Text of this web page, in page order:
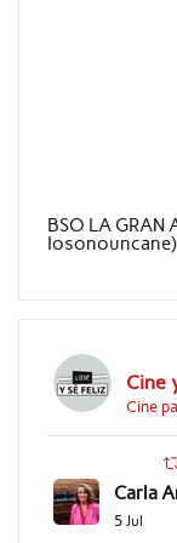
BSO LA GRAN
Iosonouncane)
Cine
Cine
Carla
5 Jul